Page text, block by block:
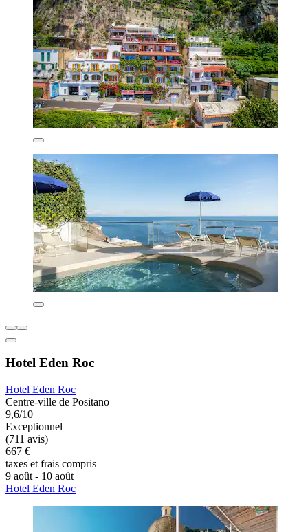
Hotel Eden Roc
Hotel Eden Roc
Centre-ville de Positano
9,6/10
Exceptionnel
(711 avis)
667 €
taxes et frais compris
9 août - 10 août
Hotel Eden Roc